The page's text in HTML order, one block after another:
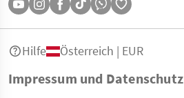
Impressum und Datenschutz
Hilfe Österreich | EUR